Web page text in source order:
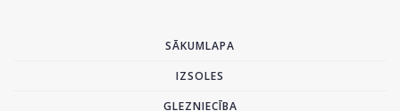
SĀKUMLAPA
IZSOLES
GLEZNIECĪBA